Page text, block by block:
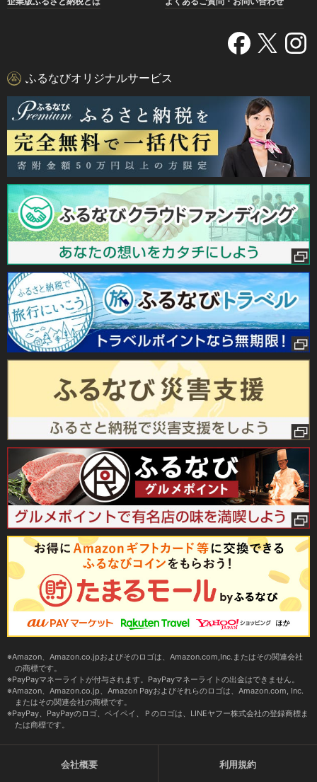
ふるなびオリジナルサービス
Amazon、Amazon.co.jpおよびそのロゴは、Amazon.com,Inc.またはその関連会社
の商標です。
PayPayマネーライトが付与されます。PayPayマネーライトの出金はできません。
Amazon、Amazon.co.jp、Amazon Payおよびそれらのロゴは、Amazon.com, Inc.
またはその関連会社の商標です。
PayPay、PayPayのロゴ、ペイペイ、Ｐのロゴは、LINEヤフー株式会社の登録商標ま
たは商標です。
会社概要 利用規約